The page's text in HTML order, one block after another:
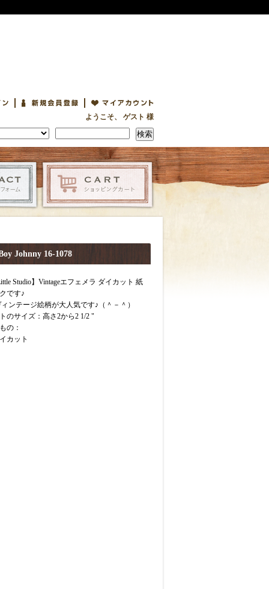
ようこそ、 ゲスト 様
検索
Johnny 16-1078
Studio】Vintageエフェメラ ダイカット 紙
です♪
ンテージ絵柄が大人気です♪（＾－＾）
のサイズ：高さ2から2 1/2 "
の：
カット